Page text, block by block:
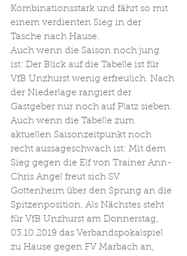
Kombinationsstark und fährt so mit
einem verdienten Sieg in der
Tasche nach Hause.
Auch wenn die Saison noch jung
ist: Der Blick auf die Tabelle ist für
VfB Unzhurst wenig erfreulich. Nach
der Niederlage rangiert der
Gastgeber nur noch auf Platz sieben.
Auch wenn die Tabelle zum
aktuellen Saisonzeitpunkt noch
recht aussageschwach ist: Mit dem
Sieg gegen die Elf von Trainer Ann-
Chris Angel freut sich SV
Gottenheim über den Sprung an die
Spitzenposition. Als Nächstes steht
für VfB Unzhurst am Donnerstag,
03.10.2019 das Verbandspokalspiel
zu Hause gegen FV Marbach an,